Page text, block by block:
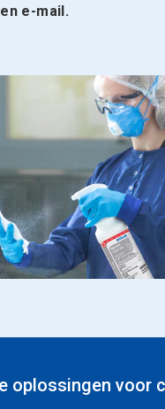
e-mail.
oplossingen voor